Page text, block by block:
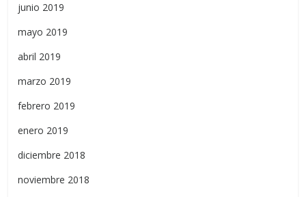
junio 2019
mayo 2019
abril 2019
marzo 2019
febrero 2019
enero 2019
diciembre 2018
noviembre 2018